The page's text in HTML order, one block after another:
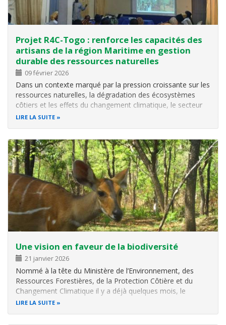
Projet R4C-Togo : renforce les capacités des
artisans de la région Maritime en gestion
durable des ressources naturelles
09 février 2026
Dans un contexte marqué par la pression croissante sur les
ressources naturelles, la dégradation des écosystèmes
côtiers et les effets du changement climatique, le secteur
de l’artisanat a besoin d’un nouveau souffle. Afin de rendre
LIRE LA SUITE
Une vision en faveur de la biodiversité
21 janvier 2026
Nommé à la tête du Ministère de l’Environnement, des
Ressources Forestières, de la Protection Côtière et du
Changement Climatique il y a déjà quelques mois, le
professeur Kokoroko Komlan Dodzi imprime une nouvelle
LIRE LA SUITE